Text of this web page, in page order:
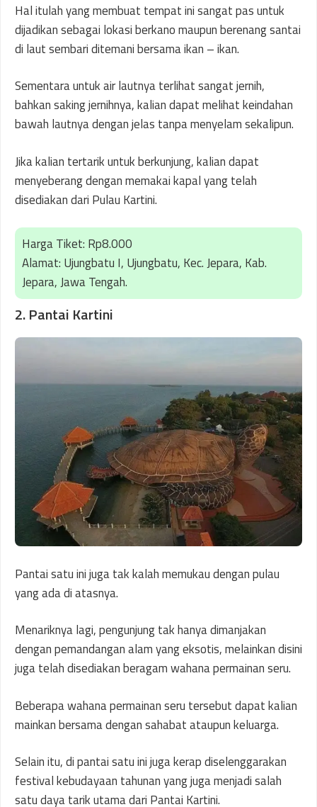
Hal itulah yang membuat tempat ini sangat pas untuk
dijadikan sebagai lokasi berkano maupun berenang santai
di laut sembari ditemani bersama ikan – ikan.
Sementara untuk air lautnya terlihat sangat jernih,
bahkan saking jernihnya, kalian dapat melihat keindahan
bawah lautnya dengan jelas tanpa menyelam sekalipun.
Jika kalian tertarik untuk berkunjung, kalian dapat
menyeberang dengan memakai kapal yang telah
disediakan dari Pulau Kartini.
Harga Tiket: Rp8.000
Alamat: Ujungbatu I, Ujungbatu, Kec. Jepara, Kab.
Jepara, Jawa Tengah.
2. Pantai Kartini
Pantai satu ini juga tak kalah memukau dengan pulau
yang ada di atasnya.
Menariknya lagi, pengunjung tak hanya dimanjakan
dengan pemandangan alam yang eksotis, melainkan disini
juga telah disediakan beragam wahana permainan seru.
Beberapa wahana permainan seru tersebut dapat kalian
mainkan bersama dengan sahabat ataupun keluarga.
Selain itu, di pantai satu ini juga kerap diselenggarakan
festival kebudayaan tahunan yang juga menjadi salah
satu daya tarik utama dari Pantai Kartini.